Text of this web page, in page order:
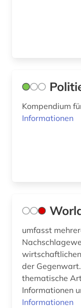
Kompendium
Informationen
umfasst
der
thematische
Informationen
Informationen